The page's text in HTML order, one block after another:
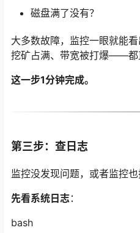
磁盘满了没有？
大多数故障，监控一眼就能
挖矿占满、带宽被打爆——都
这一步1分钟完成。
第三步：查日志
监控没发现问题，或者监控也
先看系统日志：
bash